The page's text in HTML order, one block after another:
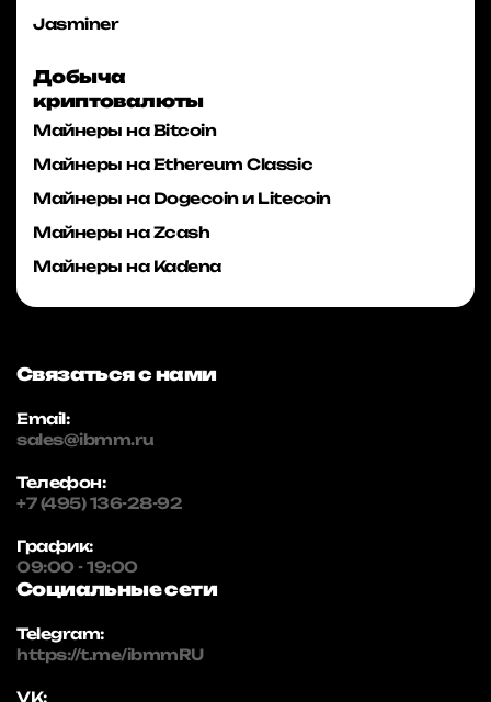
Jasminer
Добыча
криптовалюты
Майнеры на Bitcoin
Майнеры на Ethereum Classic
Майнеры на Dogecoin и Litecoin
Майнеры на Zcash
Майнеры на Kadena
Связаться с нами
Email:
sales@ibmm.ru
Телефон:
+7 (495) 136-28-92
График:
09:00 - 19:00
Социальные сети
Telegram:
https://t.me/ibmmRU
VK: